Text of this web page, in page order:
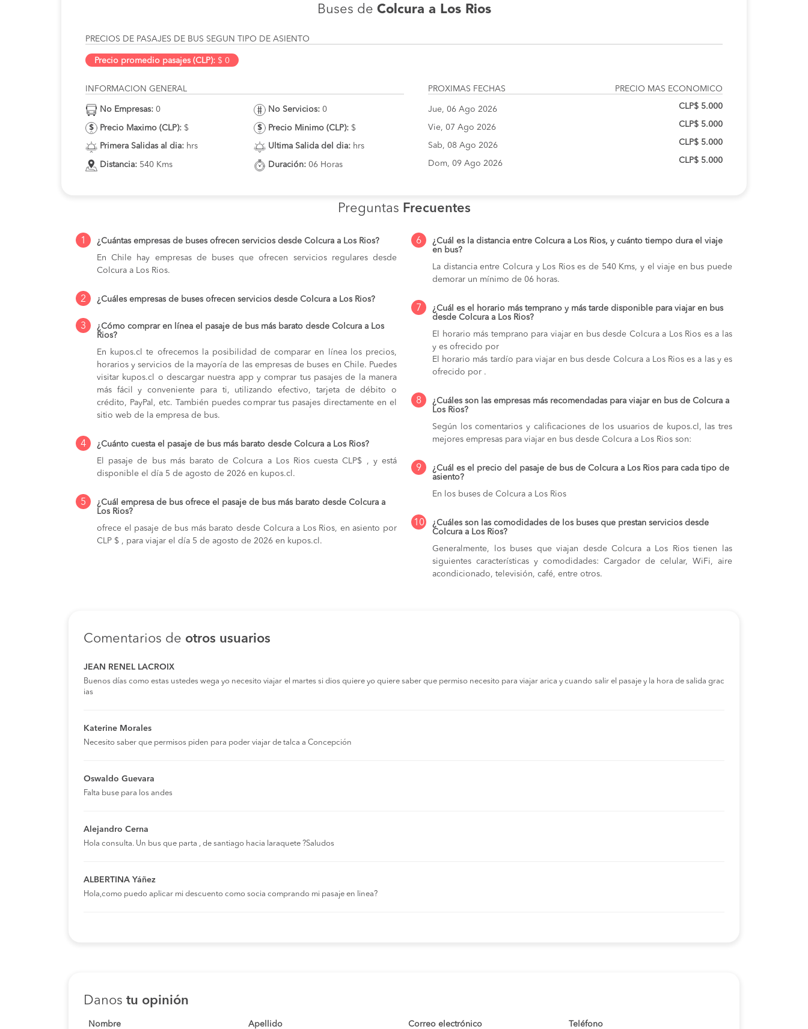
Buses de Colcura a Los Rios
PRECIOS DE PASAJES DE BUS SEGUN TIPO DE ASIENTO
Precio promedio pasajes (CLP): $ 0
INFORMACION GENERAL
No Empresas: 0
Precio Maximo (CLP): $
Primera Salidas al dia: hrs
Distancia: 540 Kms
No Servicios: 0
Precio Minimo (CLP): $
Ultima Salida del dia: hrs
Duración: 06 Horas
PROXIMAS FECHAS PRECIO MAS ECONOMICO
Jue, 06 Ago 2026
Vie, 07 Ago 2026
Sab, 08 Ago 2026
Dom, 09 Ago 2026
CLP$ 5.000
CLP$ 5.000
CLP$ 5.000
CLP$ 5.000
Preguntas Frecuentes
1
¿Cuántas empresas de buses ofrecen servicios desde Colcura a Los Rios?
En Chile hay empresas de buses que ofrecen servicios regulares desde
Colcura a Los Rios.
2 ¿Cuáles empresas de buses ofrecen servicios desde Colcura a Los Rios?
3
¿Cómo comprar en línea el pasaje de bus más barato desde Colcura a Los
Rios?
En kupos.cl te ofrecemos la posibilidad de comparar en línea los precios,
horarios y servicios de la mayoría de las empresas de buses en Chile. Puedes
visitar kupos.cl o descargar nuestra app y comprar tus pasajes de la manera
más fácil y conveniente para ti, utilizando efectivo, tarjeta de débito o
crédito, PayPal, etc. También puedes comprar tus pasajes directamente en el
sitio web de la empresa de bus.
4
¿Cuánto cuesta el pasaje de bus más barato desde Colcura a Los Rios?
El pasaje de bus más barato de Colcura a Los Rios cuesta CLP$ , y está
disponible el día 5 de agosto de 2026 en kupos.cl.
5
¿Cuál empresa de bus ofrece el pasaje de bus más barato desde Colcura a
Los Rios?
ofrece el pasaje de bus más barato desde Colcura a Los Rios, en asiento por
CLP $ , para viajar el día 5 de agosto de 2026 en kupos.cl.
6
¿Cuál es la distancia entre Colcura a Los Rios, y cuánto tiempo dura el viaje
en bus?
La distancia entre Colcura y Los Rios es de 540 Kms, y el viaje en bus puede
demorar un mínimo de 06 horas.
7
¿Cuál es el horario más temprano y más tarde disponible para viajar en bus
desde Colcura a Los Rios?
El horario más temprano para viajar en bus desde Colcura a Los Rios es a las
y es ofrecido por
El horario más tardío para viajar en bus desde Colcura a Los Rios es a las y es
ofrecido por .
8
¿Cuáles son las empresas más recomendadas para viajar en bus de Colcura a
Los Rios?
Según los comentarios y calificaciones de los usuarios de kupos.cl, las tres
mejores empresas para viajar en bus desde Colcura a Los Rios son:
9
¿Cuál es el precio del pasaje de bus de Colcura a Los Rios para cada tipo de
asiento?
En los buses de Colcura a Los Rios
10
¿Cuáles son las comodidades de los buses que prestan servicios desde
Colcura a Los Rios?
Generalmente, los buses que viajan desde Colcura a Los Rios tienen las
siguientes características y comodidades: Cargador de celular, WiFi, aire
acondicionado, televisión, café, entre otros.
Comentarios de otros usuarios
JEAN RENEL LACROIX
Buenos días como estas ustedes wega yo necesito viajar el martes si dios quiere yo quiere saber que permiso necesito para viajar arica y cuando salir el pasaje y la hora de salida grac
ias
Katerine Morales
Necesito saber que permisos piden para poder viajar de talca a Concepción
Oswaldo Guevara
Falta buse para los andes
Alejandro Cerna
Hola consulta. Un bus que parta , de santiago hacia laraquete ?Saludos
ALBERTINA Yáñez
Hola,como puedo aplicar mi descuento como socia comprando mi pasaje en linea?
Danos tu opinión
Nombre Apellido Correo electrónico Teléfono